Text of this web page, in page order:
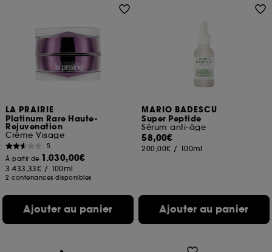
LA PRAIRIE
Platinum Rare Haute-
Rejuvenation
Crème Visage
5
À partir de 1.030,00€
3.433,33€ / 100ml
2 contenances disponibles
Ajouter au panier
MARIO BADESCU
Super Peptide
Sérum anti-âge
58,00€
200,00€ / 100ml
Ajouter au panier